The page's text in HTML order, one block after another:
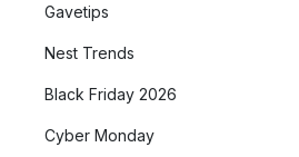
Gavetips
Nest Trends
Black Friday 2026
Cyber Monday